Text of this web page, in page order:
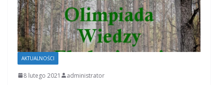
AKTUALNOŚCI
8 lutego 2021 administrator